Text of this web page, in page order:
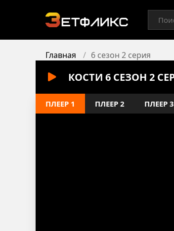
Главная 6 сезон 2 серия
КОСТИ 6 СЕЗОН 2
ПЛЕЕР 1 ПЛЕЕР 2 ПЛЕЕР 3